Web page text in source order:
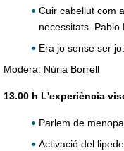
Cuir cabellut com
necessitats. Pablo
Era jo sense ser
Modera: Núria Borrell
13.00 h L'experiència
Parlem de
Activació del